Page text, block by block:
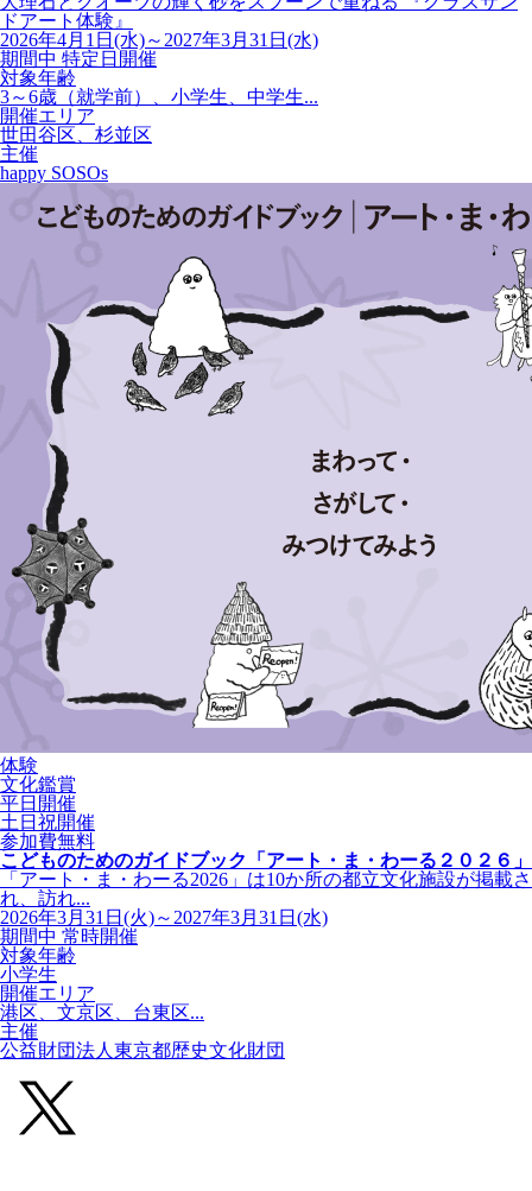
ドアート体験』
2026年4月1日(水)～2027年3月31日(水)
期間中 特定日開催
対象年齢
3～6歳（就学前）、小学生、中学生...
開催エリア
世田谷区、杉並区
主催
happy SOSOs
体験
文化鑑賞
平日開催
土日祝開催
参加費無料
こどものためのガイドブック「アート・ま・わーる２０２６」
「アート・ま・わーる2026」は10か所の都立文化施設が掲載さ
れ、訪れ...
2026年3月31日(火)～2027年3月31日(水)
期間中 常時開催
対象年齢
小学生
開催エリア
港区、文京区、台東区...
主催
公益財団法人東京都歴史文化財団